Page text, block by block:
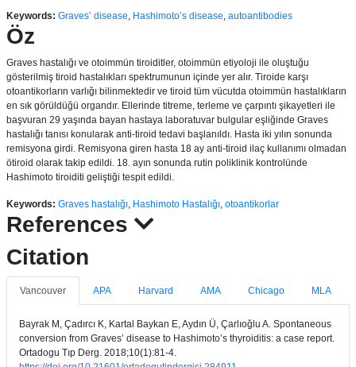
Keywords: Graves’ disease, Hashimoto’s disease, autoantibodies
Öz
Graves hastalığı ve otoimmün tiroiditler, otoimmün etiyoloji ile oluştuğu
gösterilmiş tiroid hastalıkları spektrumunun içinde yer alır. Tiroide karşı
otoantikorların varlığı bilinmektedir ve tiroid tüm vücutda otoimmün hastalıkların
en sık görüldüğü organdır. Ellerinde titreme, terleme ve çarpıntı şikayetleri ile
başvuran 29 yaşında bayan hastaya laboratuvar bulgular eşliğinde Graves
hastalığı tanısı konularak anti-tiroid tedavi başlanıldı. Hasta iki yılın sonunda
remisyona girdi. Remisyona giren hasta 18 ay anti-tiroid ilaç kullanımı olmadan
ötiroid olarak takip edildi. 18. ayın sonunda rutin poliklinik kontrolünde
Hashimoto tiroiditi geliştiği tespit edildi.
Keywords: Graves hastalığı, Hashimoto Hastalığı, otoantikorlar
References
Citation
Vancouver APA Harvard AMA Chicago MLA
Bayrak M, Çadırcı K, Kartal Baykan E, Aydın Ü, Çarlıoğlu A. Spontaneous
conversion from Graves’ disease to Hashimoto’s thyroiditis: a case report.
Ortadogu Tıp Derg. 2018;10(1):81-4.